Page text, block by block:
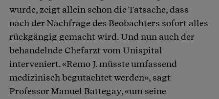
wurde, zeigt allein schon die Tatsache, dass
nach der Nachfrage des Beobachters sofort alles
rückgängig gemacht wird. Und nun auch der
behandelnde Chefarzt vom Unispital
interveniert. «Remo J. müsste umfassend
medizinisch begutachtet werden», sagt
Professor Manuel Battegay, «um seine